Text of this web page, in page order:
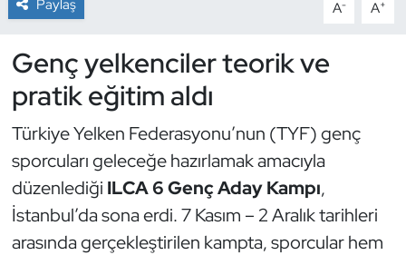
Paylaş A- A+
Genç yelkenciler teorik ve
pratik eğitim aldı
Türkiye Yelken Federasyonu’nun (TYF) genç
sporcuları geleceğe hazırlamak amacıyla
düzenlediği ILCA 6 Genç Aday Kampı,
İstanbul’da sona erdi. 7 Kasım – 2 Aralık tarihleri
arasında gerçekleştirilen kampta, sporcular hem
Dövüş Sanatı
E-Spor
Eskrim
Futbol